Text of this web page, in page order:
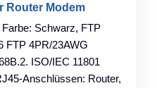
Router Modem
Schwarz, FTP
FTP 4PR/23AWG
ISO/IEC 11801
Anschlüssen: Router,